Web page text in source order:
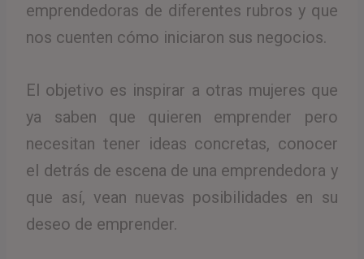
emprendedoras de diferentes rubros y que
nos cuenten cómo iniciaron sus negocios.
El objetivo es inspirar a otras mujeres que
ya saben que quieren emprender pero
necesitan tener ideas concretas, conocer
el detrás de escena de una emprendedora y
que así, vean nuevas posibilidades en su
deseo de emprender.